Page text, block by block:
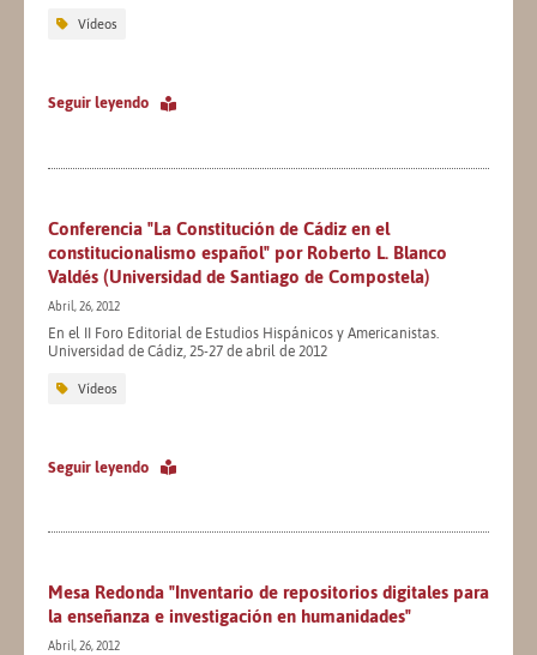
Vídeos
Seguir leyendo
Conferencia "La Constitución de Cádiz en el
constitucionalismo español" por Roberto L. Blanco
Valdés (Universidad de Santiago de Compostela)
Abril, 26, 2012
En el II Foro Editorial de Estudios Hispánicos y Americanistas.
Universidad de Cádiz, 25-27 de abril de 2012
Vídeos
Seguir leyendo
Mesa Redonda "Inventario de repositorios digitales para
la enseñanza e investigación en humanidades"
Abril, 26, 2012